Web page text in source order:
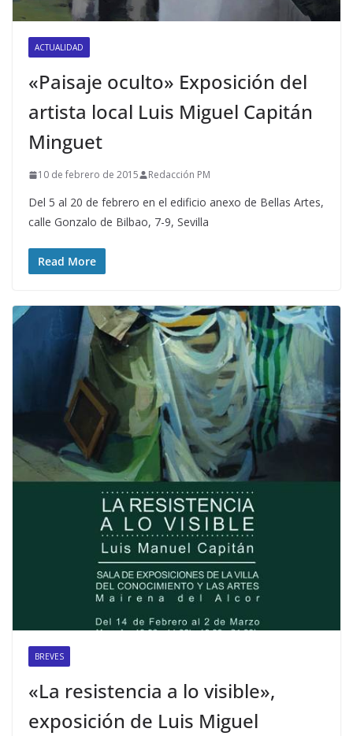
ACTUALIDAD
«Paisaje oculto» Exposición del
artista local Luis Miguel Capitán
Minguet
10 de febrero de 2015 Redacción PM
Del 5 al 20 de febrero en el edificio anexo de Bellas Artes,
calle Gonzalo de Bilbao, 7-9, Sevilla
Read More
BREVES
«La resistencia a lo visible»,
exposición de Luis Miguel